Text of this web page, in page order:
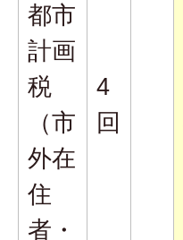
都市
計画
税
（市
外在
住
者・
4
回